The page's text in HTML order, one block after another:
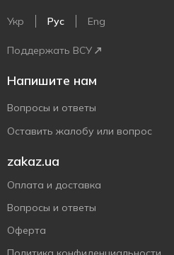
Укр Рус Eng
Поддержать ВСУ
Напишите нам
Вопросы и ответы
Оставить жалобу или вопрос
zakaz.ua
Оплата и доставка
Вопросы и ответы
Оферта